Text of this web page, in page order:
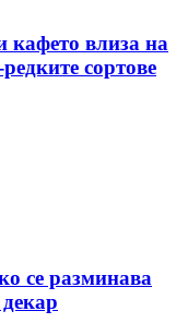
кафето влиза на
сортове
се разминава